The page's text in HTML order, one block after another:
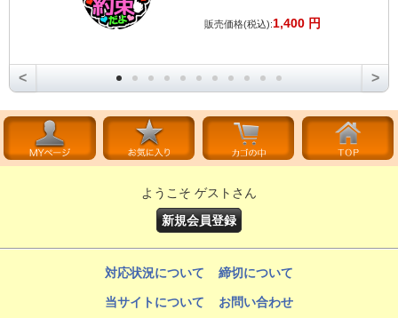
販売価格(税込):1,400 円
< >
ようこそ ゲストさん
新規会員登録
対応状況について 締切について
当サイトについて お問い合わせ